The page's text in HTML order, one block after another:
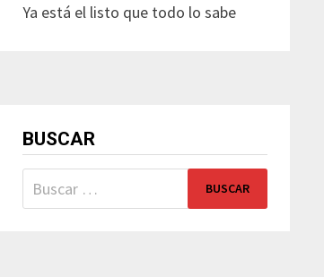
Ya está el listo que todo lo sabe
BUSCAR
Buscar: